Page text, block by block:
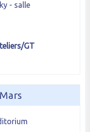
- salle
GT